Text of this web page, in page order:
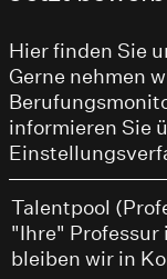
Hier finden Sie
Gerne nehmen
informieren Sie
Talentpool
"Ihre" Professur
bleiben wir in